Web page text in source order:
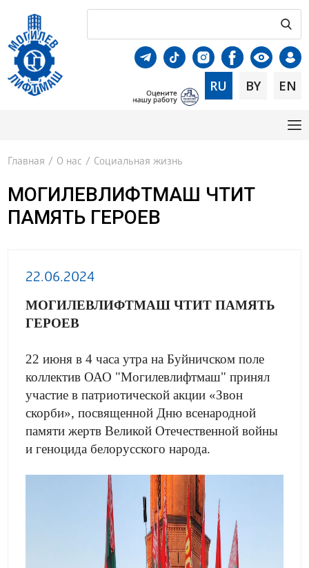
RU BY EN
Главная / О нас / Социальная жизнь
МОГИЛЕВЛИФТМАШ ЧТИТ
ПАМЯТЬ ГЕРОЕВ
22.06.2024
МОГИЛЕВЛИФТМАШ ЧТИТ ПАМЯТЬ
ГЕРОЕВ
22 июня в 4 часа утра на Буйничском поле
коллектив ОАО "Могилевлифтмаш" принял
участие в патриотической акции «Звон
скорби», посвященной Дню всенародной
памяти жертв Великой Отечественной войны
и геноцида белорусского народа.